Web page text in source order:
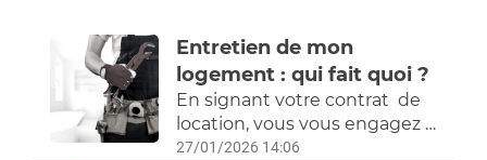
Entretien de mon
logement : qui fait quoi ?
En signant votre contrat de
location, vous vous engagez à
entretenir régulièrement
27/01/2026 14:06